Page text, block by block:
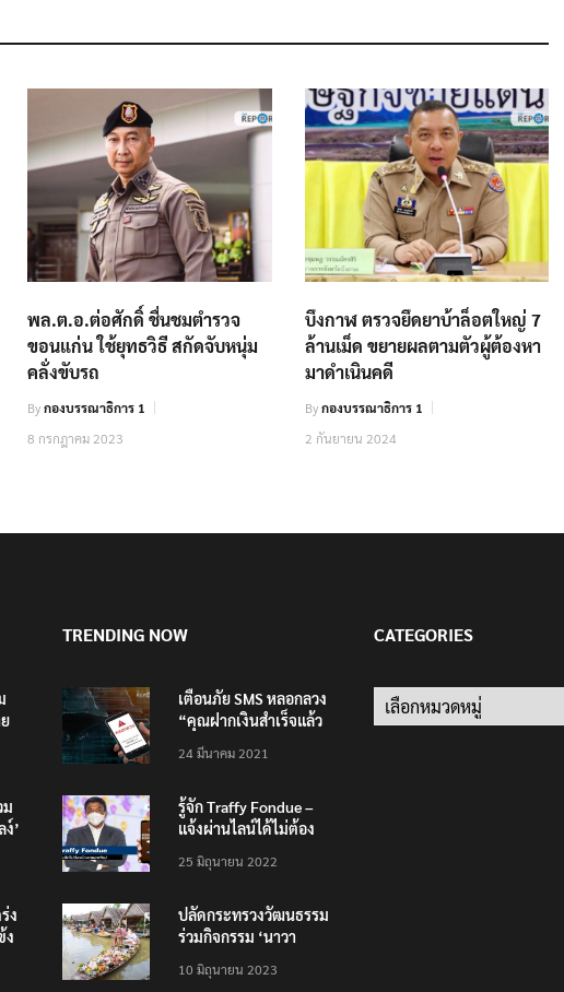
พล.ต.อ.ต่อศักดิ์ ชื่นชมตำรวจ
ขอนแก่น ใช้ยุทธวิธี สกัดจับหนุ่ม
คลั่งขับรถ
Byกองบรรณาธิการ 1
8 กรกฎาคม 2023
บึงกาฬ ตรวจยึดยาบ้าล็อตใหญ่ 7
ล้านเม็ด ขยายผลตามตัวผู้ต้องหา
มาดำเนินคดี
Byกองบรรณาธิการ 1
2 กันยายน 2024
ม
’
ง
ง
TRENDING NOW
เตือนภัย SMS หลอกลวง
“คุณฝากเงินสำเร็จแล้ว
200,000 บาท”
24 มีนาคม 2021
รู้จัก Traffy Fondue –
แจ้งผ่านไลน์ได้ไม่ต้อง
ทั่วไทย ไม่ใช่แค่ในกรุง
25 มิถุนายน 2022
ปลัดกระทรวงวัฒนธรรม
ร่วมกิจกรรม ‘นาวา
ตักบาตรทางน้ำ
10 มิถุนายน 2023
CATEGORIES
Categories